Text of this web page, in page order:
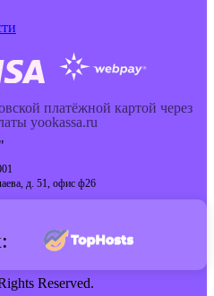
платёжной картой через
yookassa.ru
д. 51, офис ф26
Reserved.